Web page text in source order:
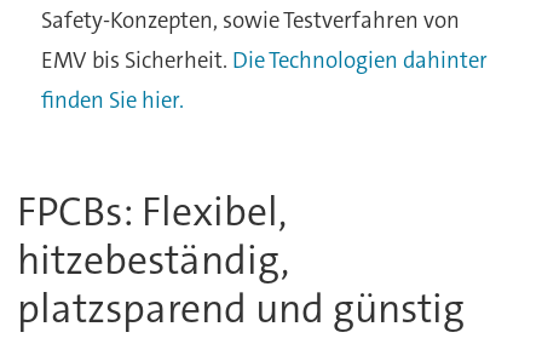
Safety-Konzepten, sowie Testverfahren von
EMV bis Sicherheit. Die Technologien dahinter
finden Sie hier.
FPCBs: Flexibel,
hitzebeständig,
platzsparend und günstig